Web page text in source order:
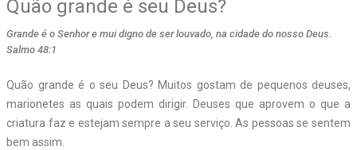
Quão grande é seu Deus?
Grande é o Senhor e mui digno de ser louvado, na cidade do nosso Deus.
Salmo 48:1
Quão grande é o seu Deus? Muitos gostam de pequenos deuses,
marionetes as quais podem dirigir. Deuses que aprovem o que a
criatura faz e estejam sempre a seu serviço. As pessoas se sentem
bem assim.